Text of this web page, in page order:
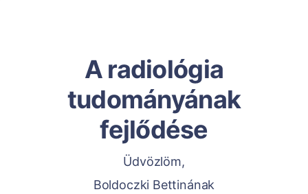
A radiológia
tudományának
fejlődése
Üdvözlöm,
Boldoczki Bettinának